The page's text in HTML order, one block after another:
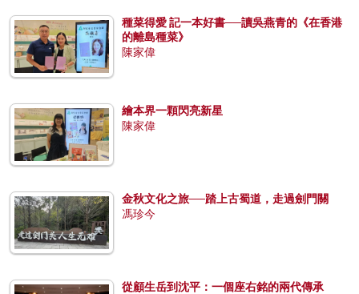
種菜得愛 記一本好書──讀吳燕青的《在香港
的離島種菜》
陳家偉
繪本界一顆閃亮新星
陳家偉
金秋文化之旅──踏上古蜀道，走過劍門關
馮珍今
從顧生岳到沈平：一個座右銘的兩代傳承